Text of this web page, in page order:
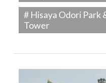
# Hisaya Odori Park
Tower